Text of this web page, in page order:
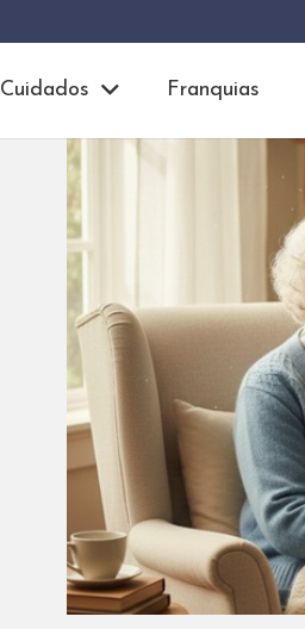
Cuidados Franquias